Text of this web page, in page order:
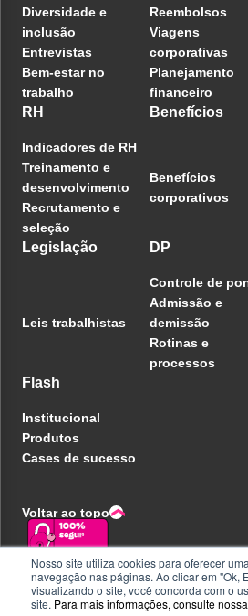
Nosso site utiliza cookies para oferecer
navegação nas páginas. Ao clicar em "Ok,
visualizando o site, você concorda com o
site. Para mais informações, consulte nossa
Diversidade e
inclusão
Entrevistas
Bem-estar no
trabalho
Reembolsos
Viagens
corporativas
Planejamento
financeiro
RH
Indicadores de RH
Treinamento e
desenvolvimento
Recrutamento e
seleção
Benefícios
Benefícios
corporativos
Legislação
Leis trabalhistas
DP
Controle de
Admissão e
demissão
Rotinas e
processos
Flash
Institucional
Produtos
Cases de sucesso
Voltar ao topo
Política de privacidade
Central de ajuda